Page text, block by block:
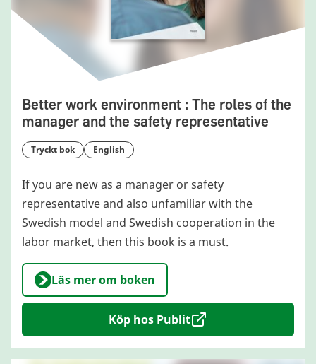
Better work environment : The roles of the
manager and the safety representative
tryckt bok English
If you are new as a manager or safety
representative and also unfamiliar with the
Swedish model and Swedish cooperation in the
labor market, then this book is a must.
Läs mer om boken
Köp hos Publit